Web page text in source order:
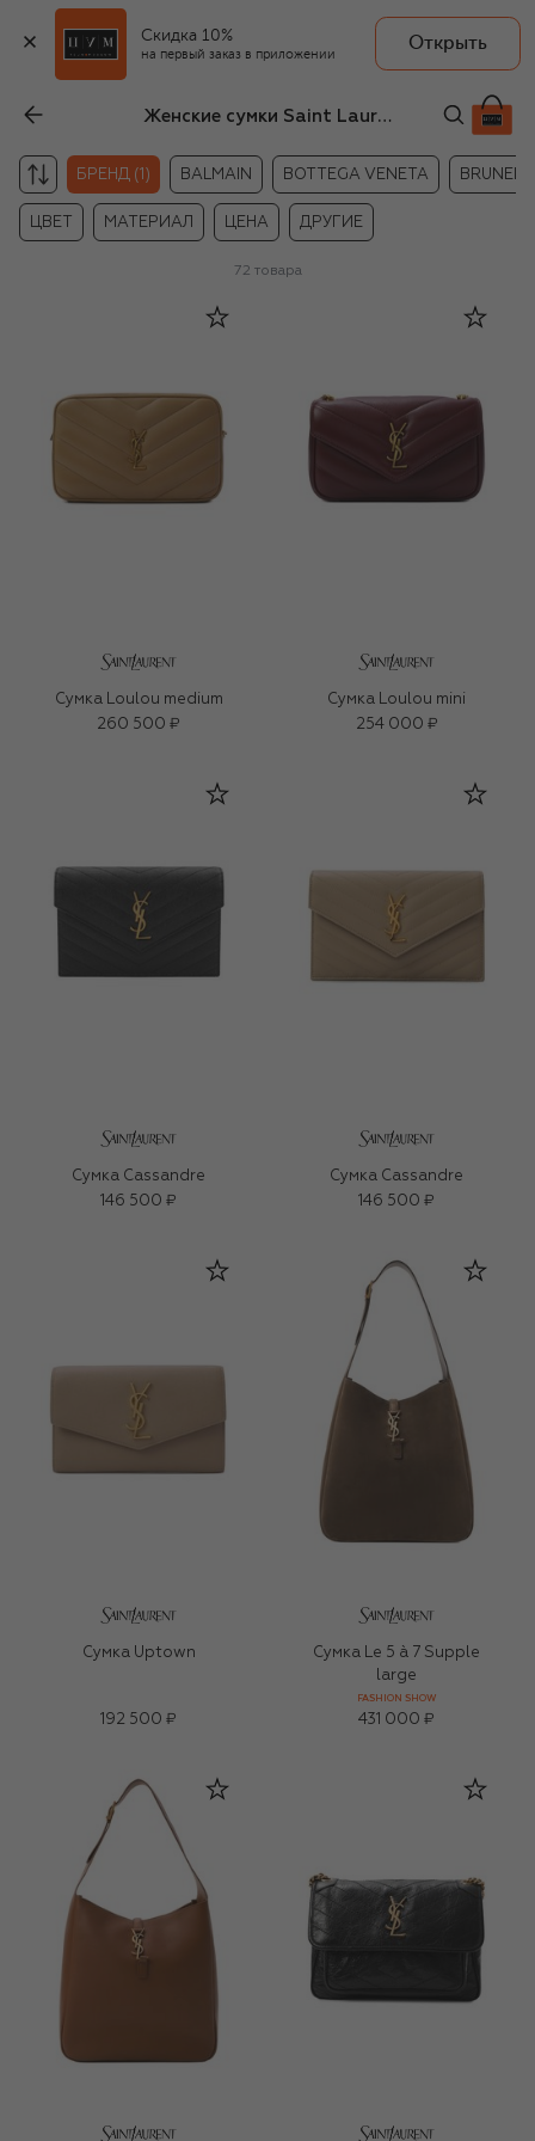
Скидка 10%
на первый заказ в приложении
Открыть
Женские сумки Saint Laurent
БРЕНД (1) BALMAIN BOTTEGA VENETA
ЦВЕТ МАТЕРИАЛ ЦЕНА ДРУГИЕ
72 товара
Сумка Loulou medium
260 500 ₽
Сумка Loulou mini
254 000 ₽
Сумка Cassandre
146 500 ₽
Сумка Cassandre
146 500 ₽
Сумка Uptown
192 500 ₽
Сумка Le 5 à 7 Supple
large
FASHION SHOW
431 000 ₽